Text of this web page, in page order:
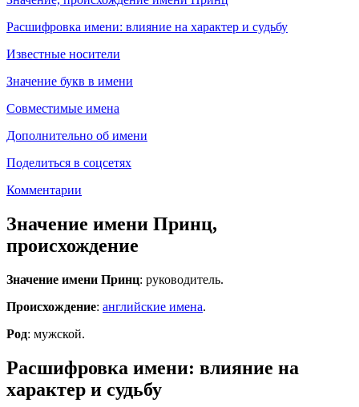
Расшифровка имени: влияние на характер и судьбу
Известные носители
Значение букв в имени
Совместимые имена
Дополнительно об имени
Поделиться в соцсетях
Комментарии
Значение имени Принц,
происхождение
Значение имени Принц: руководитель.
Происхождение: английские имена.
Род: мужской.
Расшифровка имени: влияние на
характер и судьбу